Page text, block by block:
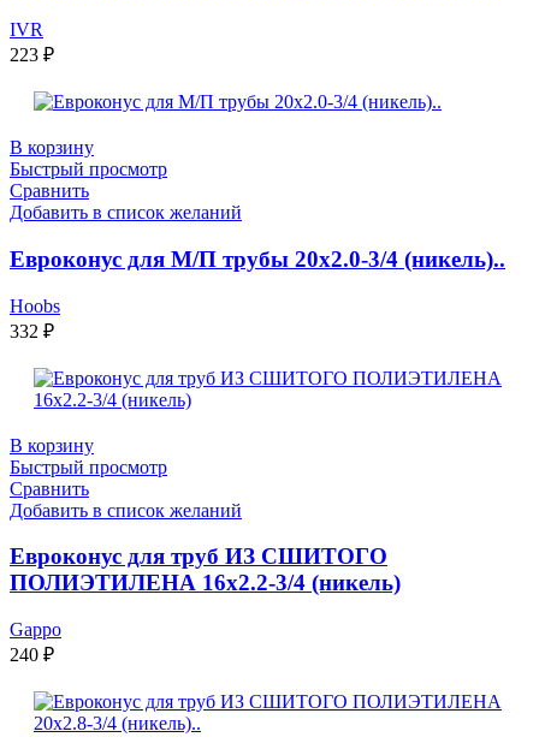
IVR
223 ₽
В корзину
Быстрый просмотр
Сравнить
Добавить в список желаний
Евроконус для М/П трубы 20х2.0-3/4 (никель)..
Hoobs
332 ₽
В корзину
Быстрый просмотр
Сравнить
Добавить в список желаний
Евроконус для труб ИЗ СШИТОГО
ПОЛИЭТИЛЕНА 16х2.2-3/4 (никель)
Gappo
240 ₽